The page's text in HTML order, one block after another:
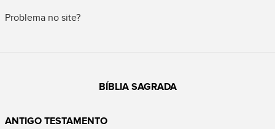
Problema no site?
BÍBLIA SAGRADA
ANTIGO TESTAMENTO